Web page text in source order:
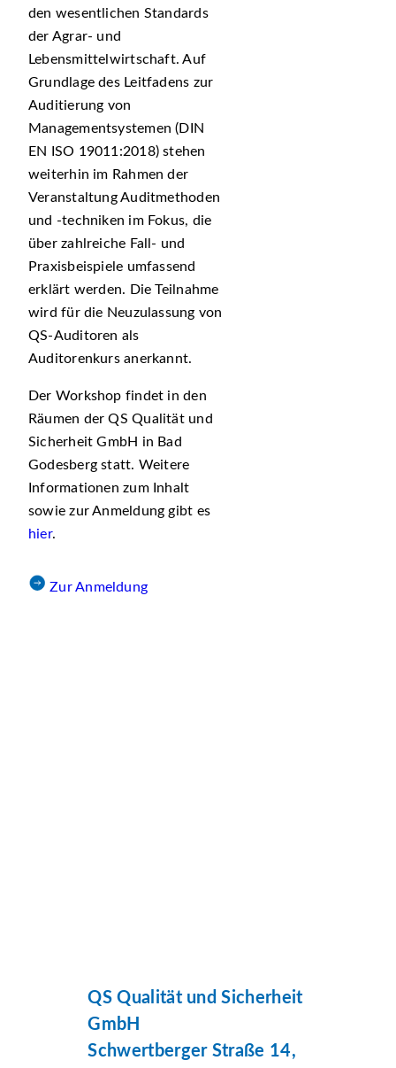
den wesentlichen Standards
der Agrar- und
Lebensmittelwirtschaft. Auf
Grundlage des Leitfadens zur
Auditierung von
Managementsystemen (DIN
EN ISO 19011:2018) stehen
weiterhin im Rahmen der
Veranstaltung Auditmethoden
und -techniken im Fokus, die
über zahlreiche Fall- und
Praxisbeispiele umfassend
erklärt werden. Die Teilnahme
wird für die Neuzulassung von
QS-Auditoren als
Auditorenkurs anerkannt.
Der Workshop findet in den
Räumen der QS Qualität und
Sicherheit GmbH in Bad
Godesberg statt. Weitere
Informationen zum Inhalt
sowie zur Anmeldung gibt es
hier.
Zur Anmeldung
QS Qualität und Sicherheit
GmbH
Schwertberger Straße 14,